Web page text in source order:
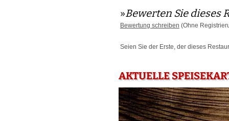
»Bewerten Sie dieses
Bewertung schreiben (Ohne
Seien Sie der Erste, der dieses
AKTUELLE